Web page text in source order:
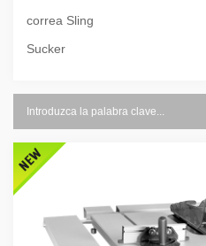
correa Sling
Sucker